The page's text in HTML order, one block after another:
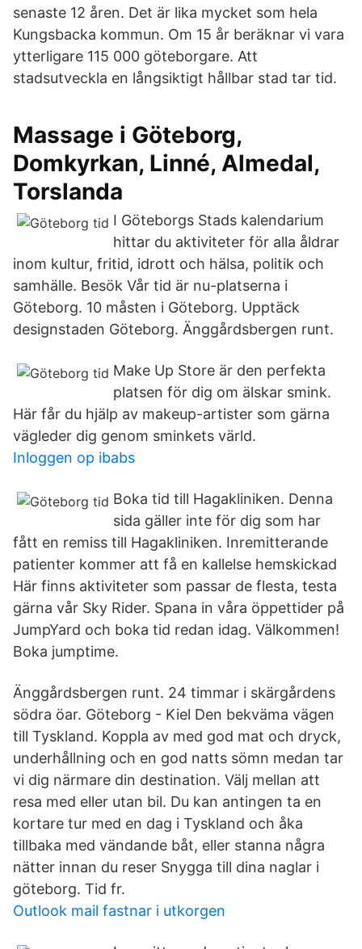
senaste 12 åren. Det är lika mycket som hela
Kungsbacka kommun. Om 15 år beräknar vi vara
ytterligare 115 000 göteborgare. Att
stadsutveckla en långsiktigt hållbar stad tar tid.
Massage i Göteborg,
Domkyrkan, Linné, Almedal,
Torslanda
I Göteborgs Stads kalendarium
hittar du aktiviteter för alla åldrar
inom kultur, fritid, idrott och hälsa, politik och
samhälle. Besök Vår tid är nu-platserna i
Göteborg. 10 måsten i Göteborg. Upptäck
designstaden Göteborg. Änggårdsbergen runt.
Make Up Store är den perfekta
platsen för dig om älskar smink.
Här får du hjälp av makeup-artister som gärna
vägleder dig genom sminkets värld.
Inloggen op ibabs
Boka tid till Hagakliniken. Denna
sida gäller inte för dig som har
fått en remiss till Hagakliniken. Inremitterande
patienter kommer att få en kallelse hemskickad
Här finns aktiviteter som passar de flesta, testa
gärna vår Sky Rider. Spana in våra öppettider på
JumpYard och boka tid redan idag. Välkommen!
Boka jumptime.
Änggårdsbergen runt. 24 timmar i skärgårdens
södra öar. Göteborg - Kiel Den bekväma vägen
till Tyskland. Koppla av med god mat och dryck,
underhållning och en god natts sömn medan tar
vi dig närmare din destination. Välj mellan att
resa med eller utan bil. Du kan antingen ta en
kortare tur med en dag i Tyskland och åka
tillbaka med vändande båt, eller stanna några
nätter innan du reser Snygga till dina naglar i
göteborg. Tid fr.
Outlook mail fastnar i utkorgen